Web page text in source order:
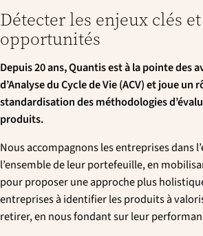
Détecter les enjeux clés
opportunités
Depuis 20 ans, Quantis est à la pointe des
d’Analyse du Cycle de Vie (ACV) et joue un
standardisation des méthodologies
produits.
Nous accompagnons les entreprises dans
l’ensemble de leur portefeuille, en
pour proposer une approche plus
entreprises à identifier les produits à
retirer, en nous fondant sur leur